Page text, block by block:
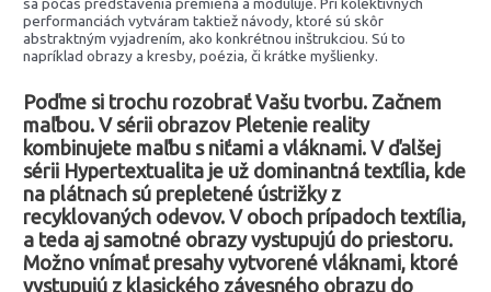
performanciách vytváram taktiež návody, ktoré sú skôr
abstraktným vyjadrením, ako konkrétnou inštrukciou. Sú to
napríklad obrazy a kresby, poézia, či krátke myšlienky.
Poďme si trochu rozobrať Vašu tvorbu. Začnem
maľbou. V sérii obrazov Pletenie reality
kombinujete maľbu s niťami a vláknami. V ďalšej
sérii Hypertextualita je už dominantná textília, kde
na plátnach sú prepletené ústrižky z
recyklovaných odevov. V oboch prípadoch textília,
a teda aj samotné obrazy vystupujú do priestoru.
Možno vnímať presahy vytvorené vláknami, ktoré
vystupujú z klasického závesného obrazu do